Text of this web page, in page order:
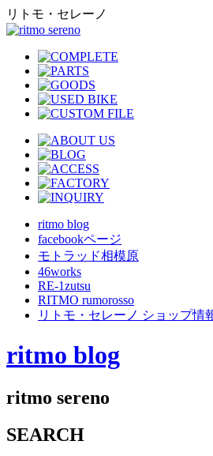
リトモ・セレーノ
ritmo blog
facebookページ
モトラッド相模原
46works
RE-1zutsu
RITMO rumorosso
リトモ・セレーノ ショップ情
ritmo blog
ritmo sereno
SEARCH